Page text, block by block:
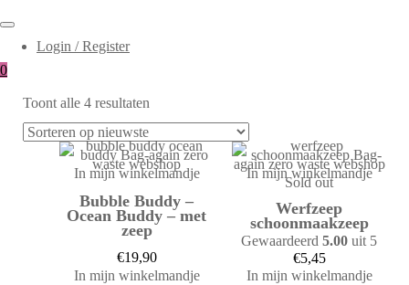
Login / Register
0
Toont alle 4 resultaten
In mijn winkelmandje
Bubble Buddy –
Ocean Buddy – met
zeep
€19,90
In mijn winkelmandje
In mijn winkelmandje
Sold out
Werfzeep
schoonmaakzeep
Gewaardeerd 5.00 uit 5
€5,45
In mijn winkelmandje